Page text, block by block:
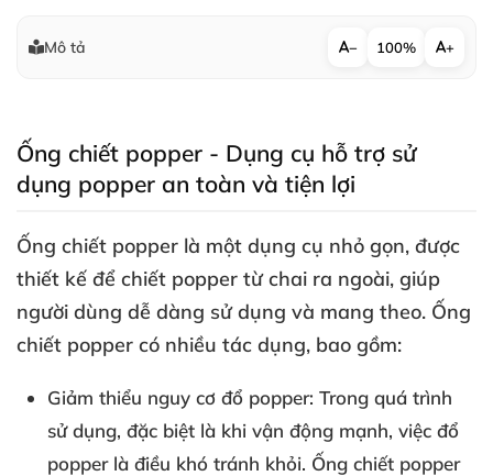
Mô tả − 100% +
Ống chiết popper - Dụng cụ hỗ trợ sử
dụng popper an toàn và tiện lợi
Ống chiết popper là một dụng cụ nhỏ gọn, được
thiết kế để chiết popper từ chai ra ngoài, giúp
người dùng dễ dàng sử dụng và mang theo. Ống
chiết popper có nhiều tác dụng, bao gồm:
Giảm thiểu nguy cơ đổ popper: Trong quá trình
sử dụng, đặc biệt là khi vận động mạnh, việc đổ
popper là điều khó tránh khỏi. Ống chiết popper